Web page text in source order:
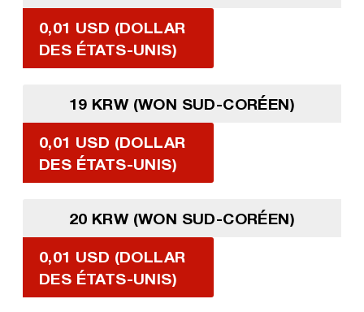
0,01 USD (DOLLAR
DES ÉTATS-UNIS)
19 KRW (WON SUD-CORÉEN)
0,01 USD (DOLLAR
DES ÉTATS-UNIS)
20 KRW (WON SUD-CORÉEN)
0,01 USD (DOLLAR
DES ÉTATS-UNIS)